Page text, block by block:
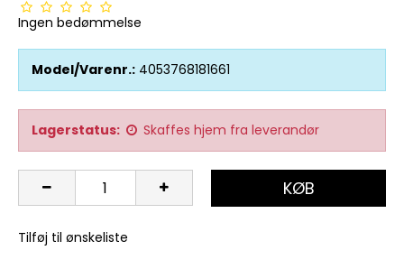
Ingen bedømmelse
Model/Varenr.: 4053768181661
Lagerstatus: Skaffes hjem fra leverandør
KØB
Tilføj til ønskeliste